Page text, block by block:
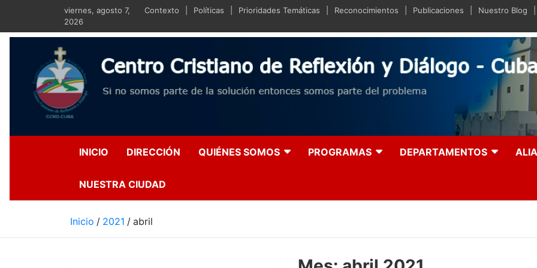
contenido
viernes, agosto 7,
2026
Contexto Políticas Prioridades Temáticas Reconocimientos Publicaciones Nuestro Blog
Centro Cristiano de Reflexión y
Si no somos parte de la solución entonces somos parte del problema
INICIO DIRECCIÓN QUIÉNES SOMOS PROGRAMAS DEPARTAMENTOS
NUESTRA CIUDAD
Inicio 2021 abril